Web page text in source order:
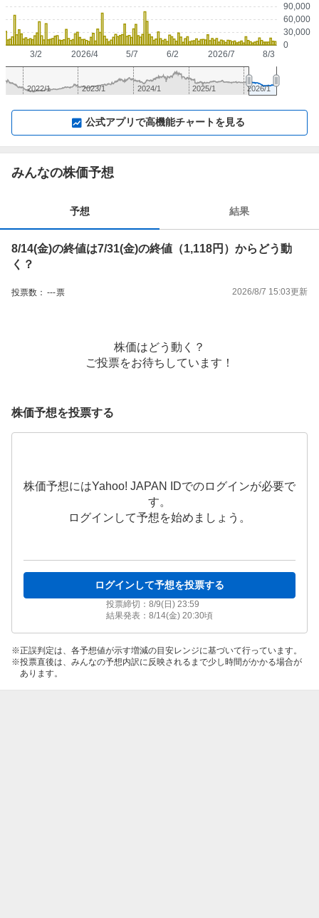
0
30,000
60,000
90,000
2026/4 2026/7
3/2 5/7 6/2 8/3
2023/1 2025/1
2022/1 2024/1 2026/1
公式アプリで高機能チャートを見る
みんなの株価予想
予想 結果
8/14(金)の終値は7/31(金)の終値（1,118円）からどう動
く？
投票数： ---票 2026/8/7 15:03更新
株価はどう動く？
ご投票をお待ちしています！
株価予想を投票する
株価予想にはYahoo! JAPAN IDでのログインが必要で
す。
ログインして予想を始めましょう。
ログインして予想を投票する
投票締切： 8/9(日) 23:59
結果発表： 8/14(金) 20:30頃
正誤判定は、各予想値が示す増減の目安レンジに基づいて行っています。
投票直後は、みんなの予想内訳に反映されるまで少し時間がかかる場合が
あります。